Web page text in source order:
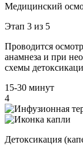
Медицинский
Этап 3 из 5
Проводится
анамнеза и при
схемы
15-30 минут
4
Детоксикация